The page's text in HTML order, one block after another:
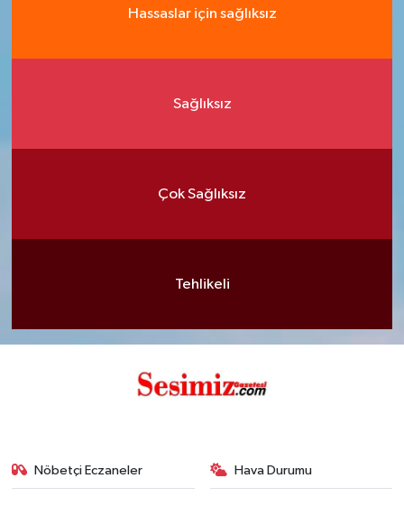
Hassaslar için sağlıksız
Sağlıksız
Çok Sağlıksız
Tehlikeli
Nöbetçi Eczaneler Hava Durumu